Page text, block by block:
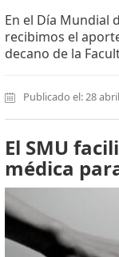
En el Día Mundial
recibimos el
decano de la
Publicado el: 28
El SMU
médica